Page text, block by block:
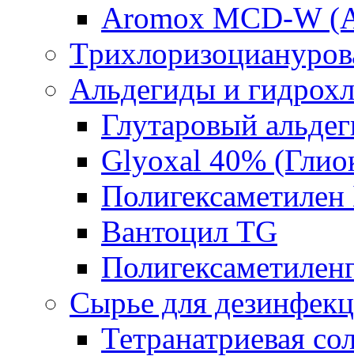
Aromox MCD-W
Альдегиды и
Глутаровый
Glyoxal 40%
Вантоцил TG
Сырье для
Тетранатриевая